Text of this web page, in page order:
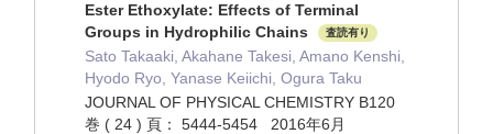
Ester Ethoxylate: Effects of Terminal
Groups in Hydrophilic Chains
査読有り
Sato Takaaki, Akahane Takesi, Amano Kenshi,
Hyodo Ryo, Yanase Keiichi, Ogura Taku
JOURNAL OF PHYSICAL CHEMISTRY B120
巻 ( 24 ) 頁： 5444-5454 2016年6月